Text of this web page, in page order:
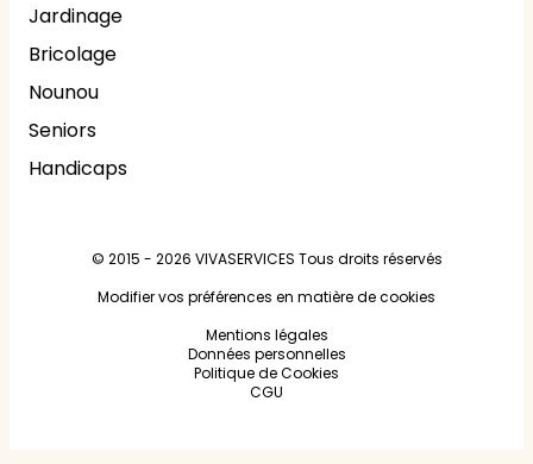
Jardinage
Bricolage
Nounou
Seniors
Handicaps
© 2015 - 2026 VIVASERVICES Tous droits réservés
Modifier vos préférences en matière de cookies
Mentions légales
Données personnelles
Politique de Cookies
CGU